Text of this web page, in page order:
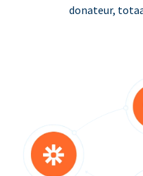
donateur,